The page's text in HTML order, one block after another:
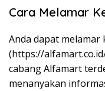
Cara Melamar
Anda dapat
(https://
cabang Alfamart
menanyakan